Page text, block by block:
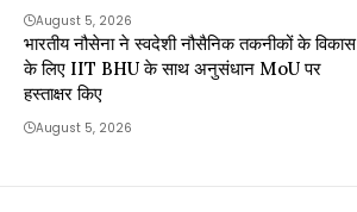
August 5, 2026
भारतीय नौसेना ने स्वदेशी नौसैनिक तकनीकों के विकास
के लिए IIT BHU के साथ अनुसंधान MoU पर
हस्ताक्षर किए
August 5, 2026